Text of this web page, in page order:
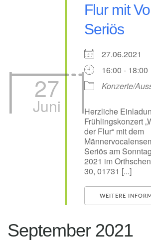
27
Juni
Flur mit
Seriös
27.06.2021
16:00 - 18:00
Konzerte/
Herzliche
Frühlingskonzert
der Flur“ mit dem
Seriös am
2021 im
30, 01731 [...]
WEITERE
September 2021